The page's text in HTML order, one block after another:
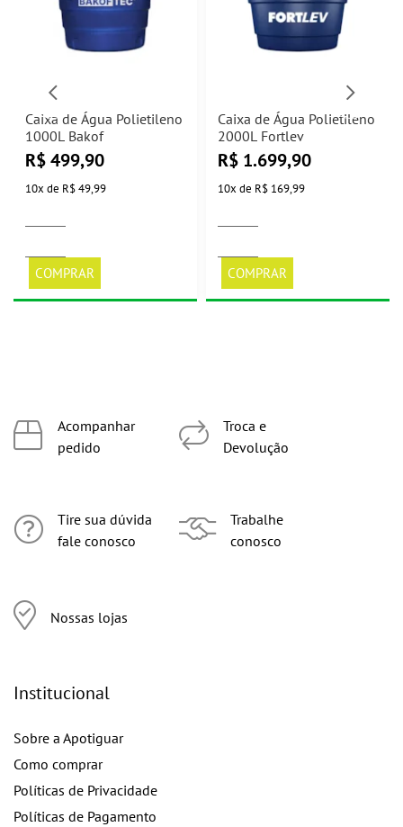
Caixa de Água Polietileno
1000L Bakof
R$ 499,90
10x de R$ 49,99
COMPRAR
Caixa de Água Polietileno
2000L Fortlev
R$ 1.699,90
10x de R$ 169,99
COMPRAR
Acompanhar
pedido
Tire sua dúvida
fale conosco
Nossas lojas
Troca e
Devolução
Trabalhe
conosco
Institucional
Sobre a Apotiguar
Como comprar
Políticas de Privacidade
Políticas de Pagamento